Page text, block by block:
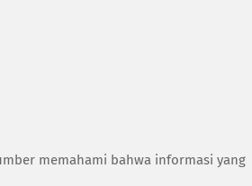
memahami bahwa informasi yang